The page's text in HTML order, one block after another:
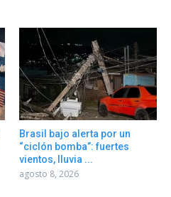
Brasil bajo alerta por un
“ciclón bomba”: fuertes
vientos, lluvia ...
agosto 8, 2026